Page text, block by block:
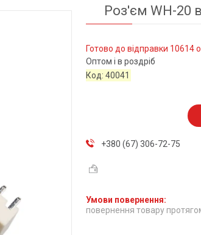
Роз'єм WH-20
Готово до відправки 10614
Оптом і в роздріб
Код:40041
+380 (67) 306-72-75
повернення товару